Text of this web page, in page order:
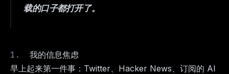
载的口子都打开了。
我的信息焦虑
早上起来第一件事：Twitter、Hacker News、订阅的 AI